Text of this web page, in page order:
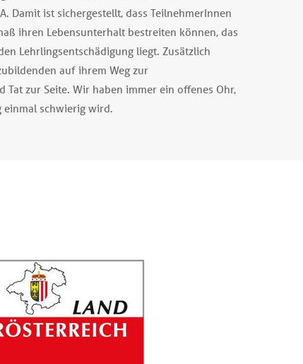
Damit ist sichergestellt, dass TeilnehmerInnen
ihren Lebensunterhalt bestreiten können, das
Lehrlingsentschädigung liegt. Zusätzlich
auf ihrem Weg zur
Tat zur Seite. Wir haben immer ein offenes Ohr,
schwierig wird.